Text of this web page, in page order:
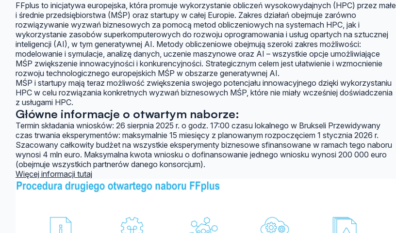
FFplus to inicjatywa europejska, która promuje wykorzystanie obliczeń wysokowydajnych (HPC) przez małe
i średnie przedsiębiorstwa (MŚP) oraz startupy w całej Europie. Zakres działań obejmuje zarówno
rozwiązywanie wyzwań biznesowych za pomocą metod obliczeniowych na systemach HPC, jak i
wykorzystanie zasobów superkomputerowych do rozwoju oprogramowania i usług opartych na sztucznej
inteligencji (AI), w tym generatywnej AI. Metody obliczeniowe obejmują szeroki zakres możliwości:
modelowanie i symulacje, analizę danych, uczenie maszynowe oraz AI – wszystkie opcje umożliwiające
MŚP zwiększenie innowacyjności i konkurencyjności. Strategicznym celem jest ułatwienie i wzmocnienie
rozwoju technologicznego europejskich MŚP w obszarze generatywnej AI.
MŚP i startupy mają teraz możliwość zwiększenia swojego potencjału innowacyjnego dzięki wykorzystaniu
HPC w celu rozwiązania konkretnych wyzwań biznesowych MŚP, które nie miały wcześniej doświadczenia
z usługami HPC.
Główne informacje o otwartym naborze:
Termin składania wniosków: 26 sierpnia 2025 r. o godz. 17:00 czasu lokalnego w Brukseli Przewidywany
czas trwania eksperymentów: maksymalnie 15 miesięcy z planowanym rozpoczęciem 1 stycznia 2026 r.
Szacowany całkowity budżet na wszystkie eksperymenty biznesowe sfinansowane w ramach tego naboru
wynosi 4 mln euro. Maksymalna kwota wniosku o dofinansowanie jednego wniosku wynosi 200 000 euro
(obejmuje wszystkich partnerów danego konsorcjum).
Więcej informacji tutaj